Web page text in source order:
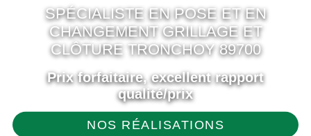
SPÉCIALISTE EN POSE ET EN
CHANGEMENT GRILLAGE ET
CLÔTURE TRONCHOY 89700
Prix forfaitaire, excellent rapport
qualité/prix
NOS RÉALISATIONS